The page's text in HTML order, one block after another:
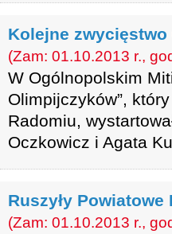
Kolejne
(Zam: 01.10.2013 r.,
W Ogólnopolskim
Olimpijczyków”,
Radomiu,
Oczkowicz i Agata
Ruszyły
(Zam: 01.10.2013 r.,